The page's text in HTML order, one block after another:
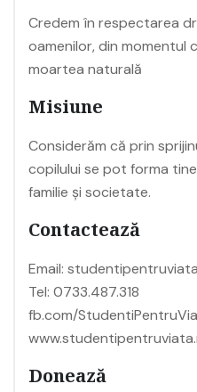
Credem în respectarea
oamenilor, din momentul
moartea naturală
Misiune
Considerăm că prin
copilului se pot forma
familie și societate.
Contactează
Email:
Tel: 0733.487.318
fb.com/
Donează